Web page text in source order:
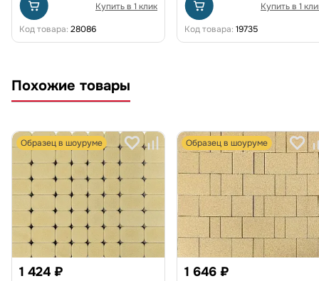
Купить в 1 клик
Код товара: 28086
Купить в 1
Код товара: 19735
Похожие товары
Образец в шоуруме
1 424 ₽
Образец в шоуруме
1 646 ₽